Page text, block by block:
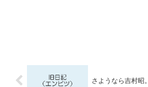
さようなら吉村昭。